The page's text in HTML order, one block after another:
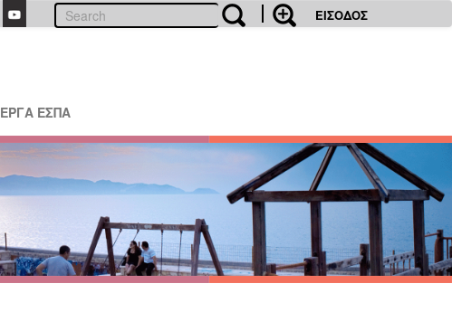
ΕΙΣΟΔΟΣ
ΕΡΓΑ ΕΣΠΑ